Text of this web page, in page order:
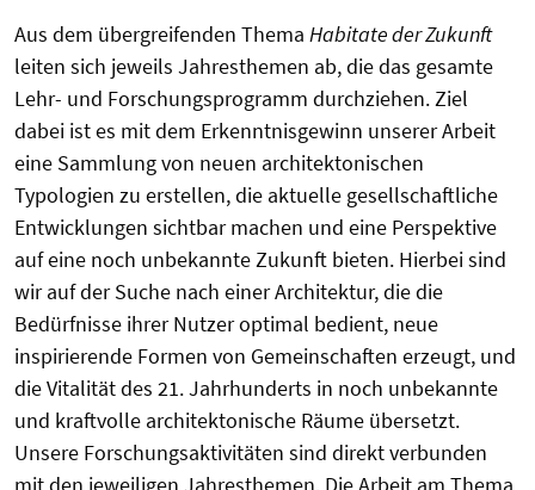
Aus dem übergreifenden Thema Habitate der Zukunft
leiten sich jeweils Jahresthemen ab, die das gesamte
Lehr- und Forschungsprogramm durchziehen. Ziel
dabei ist es mit dem Erkenntnisgewinn unserer Arbeit
eine Sammlung von neuen architektonischen
Typologien zu erstellen, die aktuelle gesellschaftliche
Entwicklungen sichtbar machen und eine Perspektive
auf eine noch unbekannte Zukunft bieten. Hierbei sind
wir auf der Suche nach einer Architektur, die die
Bedürfnisse ihrer Nutzer optimal bedient, neue
inspirierende Formen von Gemeinschaften erzeugt, und
die Vitalität des 21. Jahrhunderts in noch unbekannte
und kraftvolle architektonische Räume übersetzt.
Unsere Forschungsaktivitäten sind direkt verbunden